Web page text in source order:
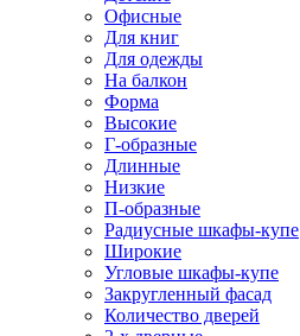
Офисные
Для книг
Для одежды
На балкон
Форма
Высокие
Г-образные
Длинные
Низкие
П-образные
Радиусные шкафы-купе
Широкие
Угловые шкафы-купе
Закругленный фасад
Количество дверей